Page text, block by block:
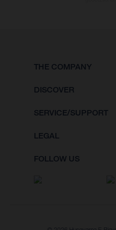
THE COMPANY
DISCOVER
SERVICE/SUPPORT
LEGAL
FOLLOW US